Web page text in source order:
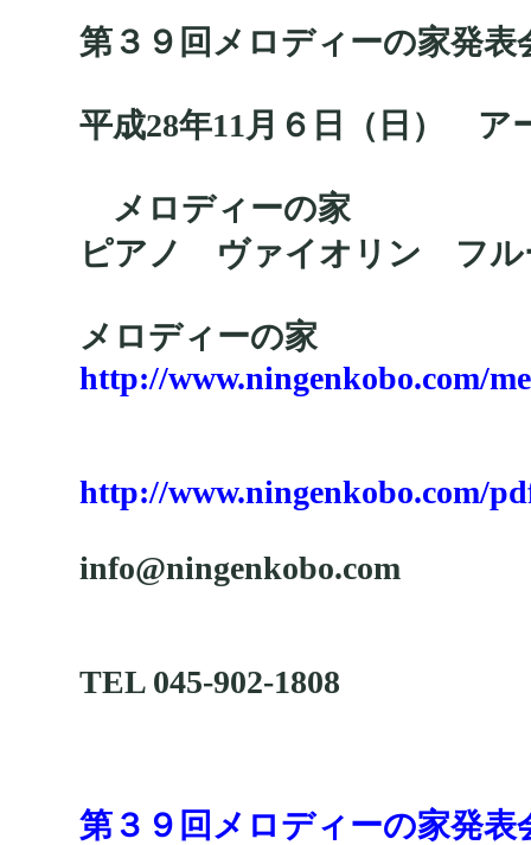
第３９回メロディーの家発表
平成28年11月６日（日） ア
メロディーの家
ピアノ ヴァイオリン フ
メロディーの家
http://www.ningenkobo.com/
http://www.ningenkobo.com/
info@ningenkobo.com
TEL 045-902-1808
第３９回メロディーの家発表